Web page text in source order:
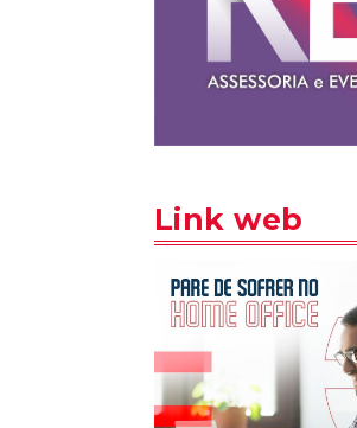
Link web